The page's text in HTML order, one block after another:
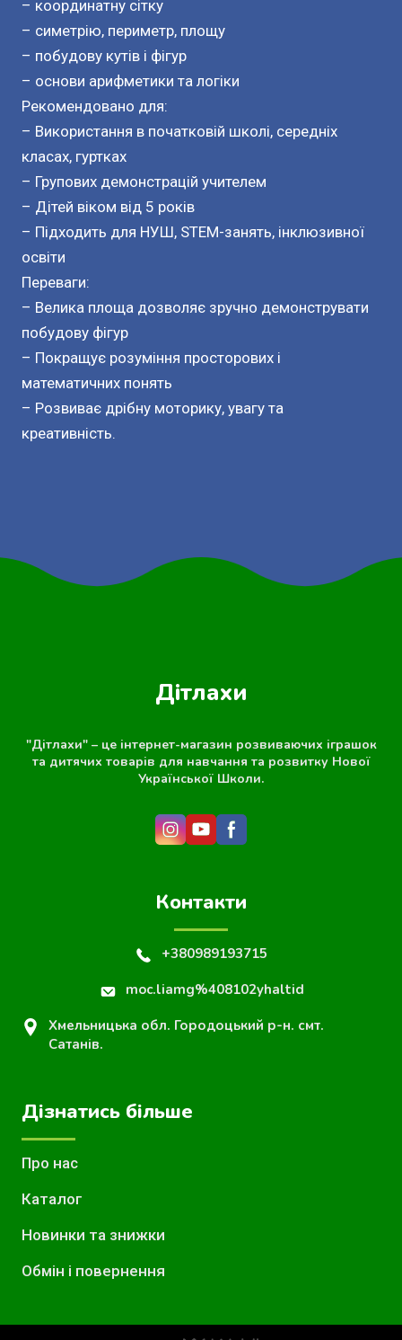
– координатну сітку
– симетрію, периметр, площу
– побудову кутів і фігур
– основи арифметики та логіки
Рекомендовано для:
– Використання в початковій школі, середніх
класах, гуртках
– Групових демонстрацій учителем
– Дітей віком від 5 років
– Підходить для НУШ, STEM-занять, інклюзивної
освіти
Переваги:
– Велика площа дозволяє зручно демонструвати
побудову фігур
– Покращує розуміння просторових і
математичних понять
– Розвиває дрібну моторику, увагу та
креативність.
Дітлахи
"Дітлахи" – це інтернет-магазин розвиваючих іграшок
та дитячих товарів для навчання та розвитку Нової
Української Школи.
Контакти
+380989193715
moc.liamg%408102yhaltid
Хмельницька обл. Городоцький р-н. смт.
Сатанів.
Дізнатись більше
Про нас
Каталог
Новинки та знижки
Обмін і повернення